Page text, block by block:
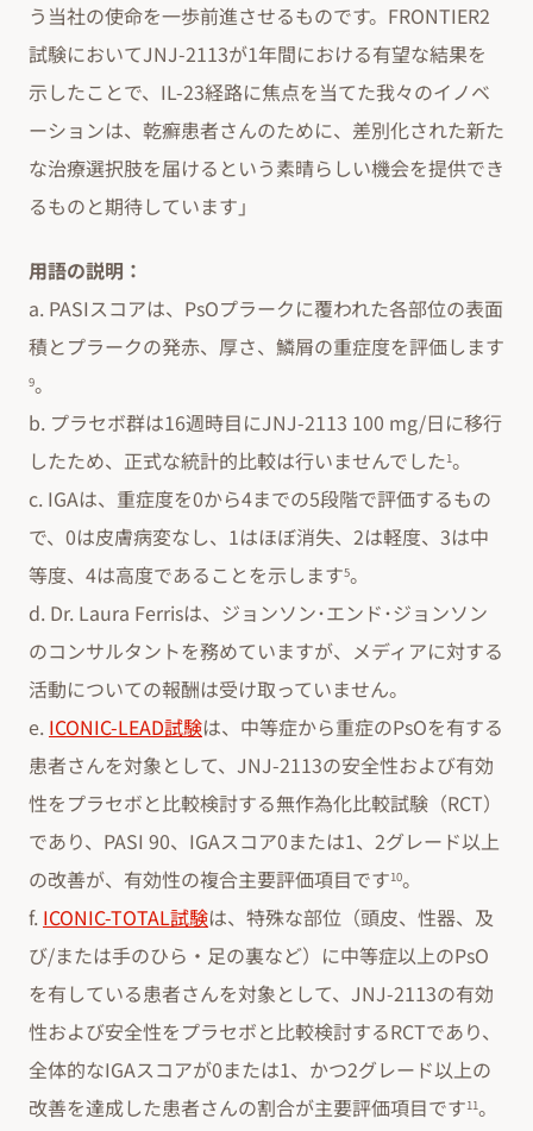
う当社の使命を一歩前進させるものです。FRONTIER2
試験においてJNJ-2113が1年間における有望な結果を
示したことで、IL-23経路に焦点を当てた我々のイノベ
ーションは、乾癬患者さんのために、差別化された新た
な治療選択肢を届けるという素晴らしい機会を提供でき
るものと期待しています」
用語の説明：
a. PASIスコアは、PsOプラークに覆われた各部位の表面
積とプラークの発赤、厚さ、鱗屑の重症度を評価します
9。
b. プラセボ群は16週時目にJNJ-2113 100 mg/日に移行
したため、正式な統計的比較は行いませんでした1。
c. IGAは、重症度を0から4までの5段階で評価するもの
で、0は皮膚病変なし、1はほぼ消失、2は軽度、3は中
等度、4は高度であることを示します5。
d. Dr. Laura Ferrisは、ジョンソン･エンド･ジョンソン
のコンサルタントを務めていますが、メディアに対する
活動についての報酬は受け取っていません。
e. ICONIC-LEAD試験は、中等症から重症のPsOを有する
患者さんを対象として、JNJ-2113の安全性および有効
性をプラセボと比較検討する無作為化比較試験（RCT）
であり、PASI 90、IGAスコア0または1、2グレード以上
の改善が、有効性の複合主要評価項目です10。
f. ICONIC-TOTAL試験は、特殊な部位（頭皮、性器、及
び/または手のひら・足の裏など）に中等症以上のPsO
を有している患者さんを対象として、JNJ-2113の有効
性および安全性をプラセボと比較検討するRCTであり、
全体的なIGAスコアが0または1、かつ2グレード以上の
改善を達成した患者さんの割合が主要評価項目です11。